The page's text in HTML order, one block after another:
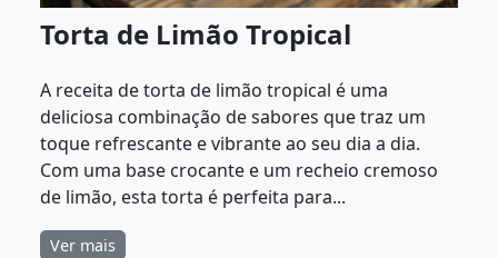
Torta de Limão Tropical
A receita de torta de limão tropical é uma
deliciosa combinação de sabores que traz um
toque refrescante e vibrante ao seu dia a dia.
Com uma base crocante e um recheio cremoso
de limão, esta torta é perfeita para...
Ver mais